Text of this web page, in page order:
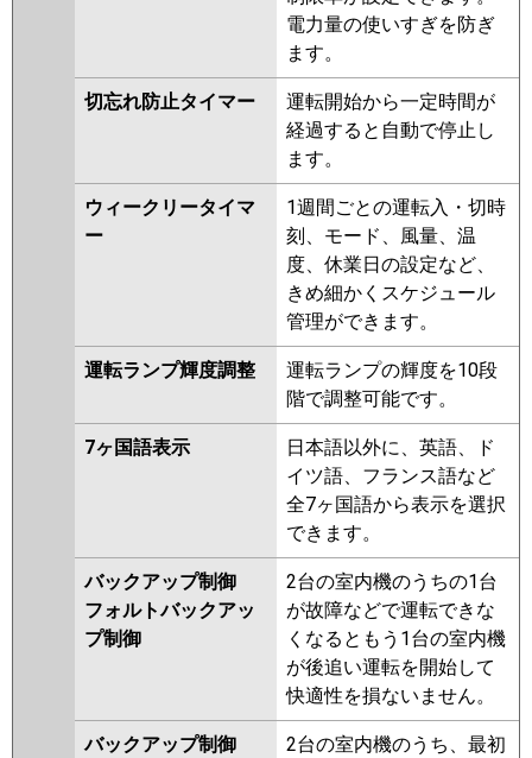
電力量の使いすぎを防ぎ
ます。
切忘れ防止タイマー
運転開始から一定時間が
経過すると自動で停止し
ます。
ウィークリータイマ
ー
1週間ごとの運転入・切時
刻、モード、風量、温
度、休業日の設定など、
きめ細かくスケジュール
管理ができます。
運転ランプ輝度調整
運転ランプの輝度を10段
階で調整可能です。
7ヶ国語表示
日本語以外に、英語、ド
イツ語、フランス語など
全7ヶ国語から表示を選択
できます。
バックアップ制御
フォルトバックアッ
プ制御
2台の室内機のうちの1台
が故障などで運転できな
くなるともう1台の室内機
が後追い運転を開始して
快適性を損ないません。
バックアップ制御
2台の室内機のうち、最初